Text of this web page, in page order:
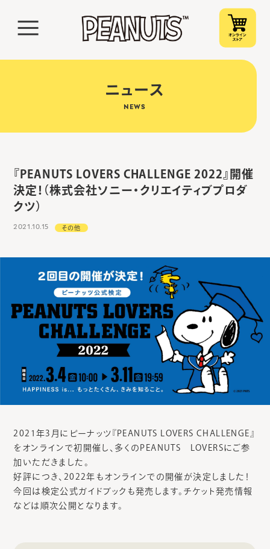
ニュース
NEWS
『PEANUTS LOVERS CHALLENGE 2022』開催
決定！（株式会社ソニー・クリエイティブプロダ
クツ）
2021.10.15 その他
2021年3月にピーナッツ『PEANUTS LOVERS CHALLENGE』
をオンラインで初開催し、多くのPEANUTS LOVERSにご参
加いただきました。
好評につき、2022年もオンラインでの開催が決定しました！
今回は検定公式ガイドブックも発売します。チケット発売情報
などは順次公開となります。